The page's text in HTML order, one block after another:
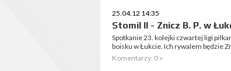
25.04.12 14:35
Stomil II - Znicz B. P. w
Spotkanie 23. kolejki czwartej ligi
boisku w Łukcie. Ich rywalem będzie
Komentarzy: 0 »